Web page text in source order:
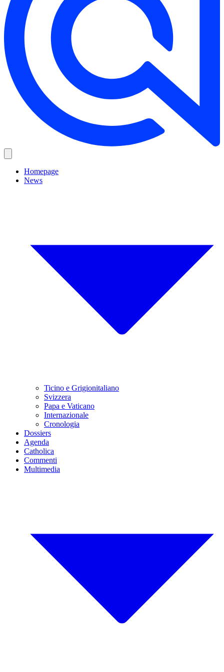
Homepage
News
Ticino e Grigionitaliano
Svizzera
Papa e Vaticano
Internazionale
Cronologia
Dossiers
Agenda
Catholica
Commenti
Multimedia